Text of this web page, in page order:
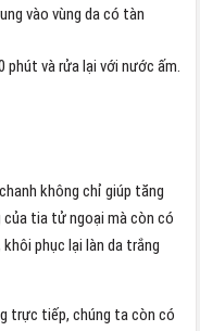
vào vùng da có tàn
phút và rửa lại với nước ấm.
không chỉ giúp tăng
tia tử ngoại mà còn có
phục lại làn da trắng
trực tiếp, chúng ta còn có